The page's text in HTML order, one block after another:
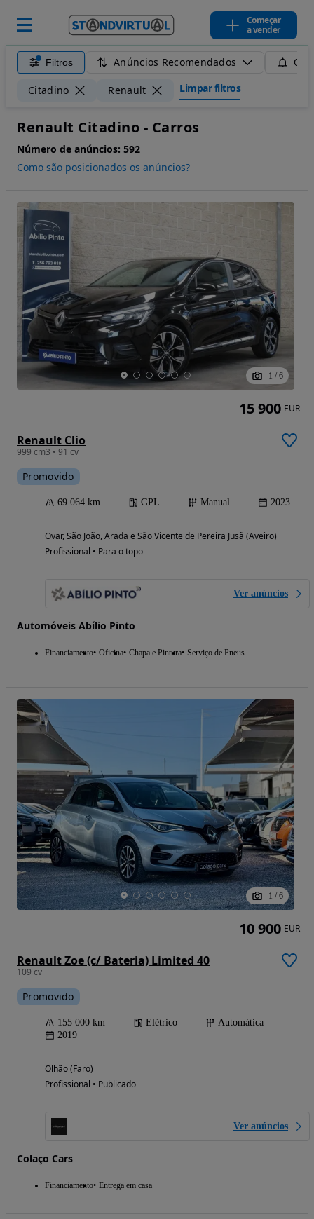
Começar
a vender
Filtros Anúncios Recomendados
Citadino Renault Limpar filtros
Renault Citadino - Carros
Número de anúncios: 592
Como são posicionados os anúncios?
1 / 6
Renault Clio
999 cm3 • 91 cv
Promovido
69 064 km GPL Manual 2023
Ovar, São João, Arada e São Vicente de Pereira Jusã (Aveiro)
Profissional • Para o topo
Ver anúncios
Automóveis Abílio Pinto
Financiamento Oficina Chapa e Pintura Serviço de Pneus
15 900 EUR
1 / 6
Renault Zoe (c/ Bateria) Limited 40
109 cv
Promovido
155 000 km Elétrico
Automática
2019
Olhão (Faro)
Profissional • Publicado
Ver anúncios
Colaço Cars
Financiamento Entrega em casa
10 900 EUR